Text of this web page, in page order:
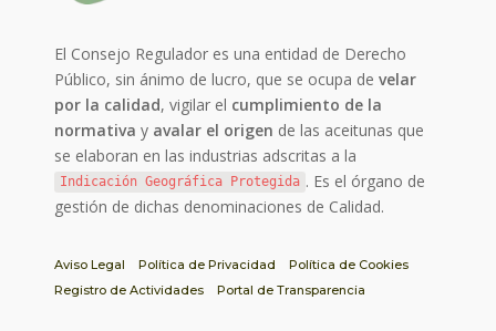
El Consejo Regulador es una entidad de Derecho
Público, sin ánimo de lucro, que se ocupa develar
por la calidad, vigilar el cumplimiento de la
normativa y avalar el origen de las aceitunas que
se elaboran en las industrias adscritas a la
Indicación Geográfica Protegida . Es el órgano de
gestión de dichas denominaciones de Calidad.
Aviso Legal Política de Privacidad
Política de Cookies
Registro de Actividades
Portal de Transparencia